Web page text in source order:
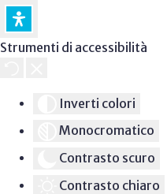
Strumenti di accessibilità
Inverti colori
Monocromatico
Contrasto scuro
Contrasto chiaro